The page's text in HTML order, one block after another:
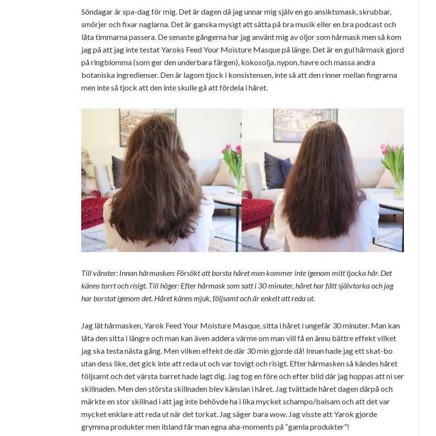
Söndagar är spa-dag för mig. Det är dagen då jag unnar mig själv en go ansiktsmask, skrubbar,
smörjer och fixar naglarna. Det är ganska mysigt att sätta på bra musik eller en bra podcast och
låta timmarna passera. De senaste gångerna har jag använt mig av oljor som hårmask men så kom
jag på att jag inte testat Yaroks Feed Your Moisture Masque på länge. Det är en gul hårmask gjord
på ringblomma (som ger den underbara färgen), kokosolja, nypon, havre och massa andra
botaniska ingredienser. Den är lagom tjock i konsistensen, inte så att den rinner mellan fingrarna
men inte så tjock att den inte skulle gå att fördela i håret.
Till vänster: Innan hårmasken: Försökt att borsta håret men kommer inte igenom mitt tjocka hår. Det
känns torrt och risigt. Till höger: Efter hårmask som satt i 30 minuter, håret har fått självtorka och jag
har borstat igenom det. Håret känns mjuk, följsamt och är enkelt att reda ut.
Jag lät hårmasken, Yarok Feed Your Moisture Masque, sitta i håret i ungefär 30 minuter. Man kan
låta den sitta i längre och man kan även addera värme om man vill få en ännu bättre effekt vilket
jag ska testa nästa gång. Men vilken effekt de där 30 min gjorde då! Innan hade jag ett skat-bo
utan dess like, det gick inte att reda ut och var tovigt och risigt. Efter hårmasken så kändes håret
följsamt och det värsta barret hade lagt dig. Jag tog en före och efter bild där jag hoppas att ni ser
skillnaden. Men den största skillnaden blev känslan i håret. Jag tvättade håret dagen därpå och
märkte en stor skillnad i att jag inte behövde ha i lika mycket schampo/balsam och att det var
mycket enklare att reda ut när det torkat. Jag säger bara wow. Jag visste att Yarok gjorde
grymma produkter men ibland får man egna aha-moments på “gamla produkter”!